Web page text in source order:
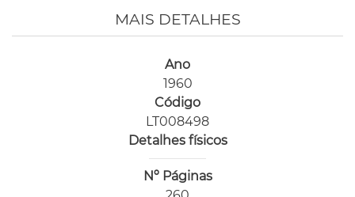
MAIS DETALHES
Ano
1960
Código
LT008498
Detalhes físicos
Nº Páginas